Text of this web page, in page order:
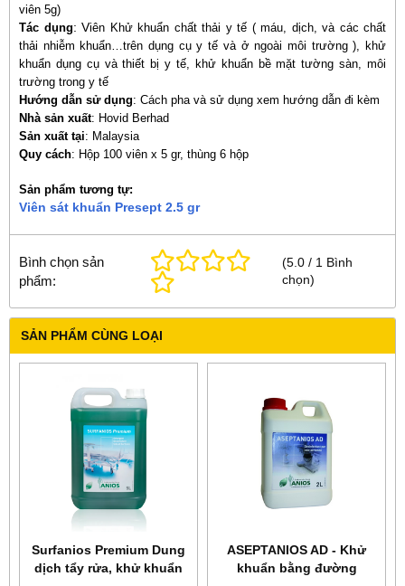
viên 5g)
Tác dụng: Viên Khử khuẩn chất thải y tế ( máu, dịch, và các chất
thải nhiễm khuẩn…trên dụng cụ y tế và ở ngoài môi trường ), khử
khuẩn dụng cụ và thiết bị y tế, khử khuẩn bề mặt tường sàn, môi
trường trong y tế
Hướng dẫn sử dụng: Cách pha và sử dụng xem hướng dẫn đi kèm
Nhà sản xuất: Hovid Berhad
Sản xuất tại: Malaysia
Quy cách: Hộp 100 viên x 5 gr, thùng 6 hộp
Sản phẩm tương tự:
Viên sát khuẩn Presept 2.5 gr
Bình chọn sản
phẩm:
(5.0 / 1 Bình
chọn)
SẢN PHẨM CÙNG LOẠI
Surfanios Premium Dung
dịch tẩy rửa, khử khuẩn
ASEPTANIOS AD - Khử
khuẩn bằng đường